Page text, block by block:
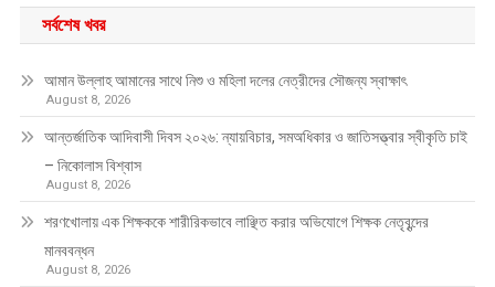
সর্বশেষ খবর
আমান উল্লাহ আমানের সাথে নিশু ও মহিলা দলের নেত্রীদের সৌজন্য স্বাক্ষাৎ
August 8, 2026
আন্তর্জাতিক আদিবাসী দিবস ২০২৬: ন্যায়বিচার, সমঅধিকার ও জাতিসত্ত্বার স্বীকৃতি চাই
– নিকোলাস বিশ্বাস
August 8, 2026
শরণখোলায় এক শিক্ষককে শারীরিকভাবে লাঞ্ছিত করার অভিযোগে শিক্ষক নেতৃবৃন্দের
মানববন্ধন
August 8, 2026